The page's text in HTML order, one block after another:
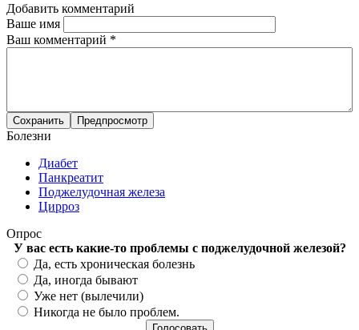
Добавить комментарий
Ваше имя
Ваш комментарий *
Болезни
Диабет
Панкреатит
Поджелудочная железа
Цирроз
Опрос
У вас есть какие-то проблемы с поджелудочной железой?
Варианты
Да, есть хроническая болезнь
Да, иногда бывают
Уже нет (вылечили)
Никогда не было проблем.